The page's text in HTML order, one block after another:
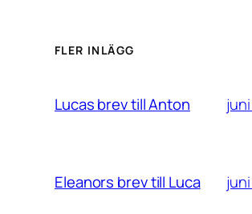
FLER INLÄGG
Lucas brev till Anton
Eleanors brev till Luca